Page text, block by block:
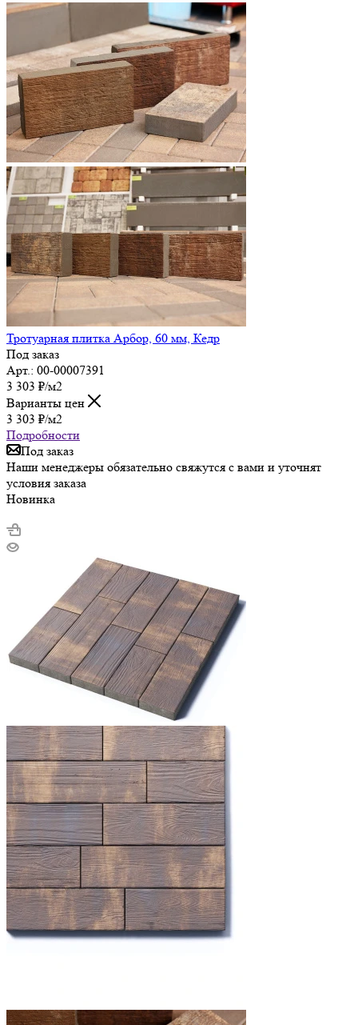
Тротуарная плитка Арбор, 60 мм, Кедр
Под заказ
Арт.: 00-00007391
3 303 ₽/м2
Варианты цен
3 303 ₽/м2
Подробности
Под заказ
Наши менеджеры обязательно свяжутся с вами и уточнят
условия заказа
Новинка